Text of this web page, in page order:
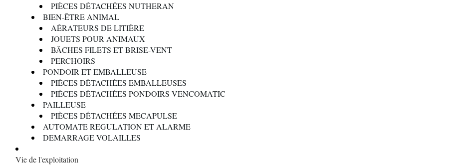
PIÈCES DÉTACHÉES NUTHERAN
BIEN-ÊTRE ANIMAL
AÉRATEURS DE LITIÈRE
JOUETS POUR ANIMAUX
BÂCHES FILETS ET BRISE-VENT
PERCHOIRS
PONDOIR ET EMBALLEUSE
PIÈCES DÉTACHÉES EMBALLEUSES
PIÈCES DÉTACHÉES PONDOIRS VENCOMATIC
PAILLEUSE
PIÈCES DÉTACHÉES MECAPULSE
AUTOMATE REGULATION ET ALARME
DEMARRAGE VOLAILLES
Vie de l'exploitation